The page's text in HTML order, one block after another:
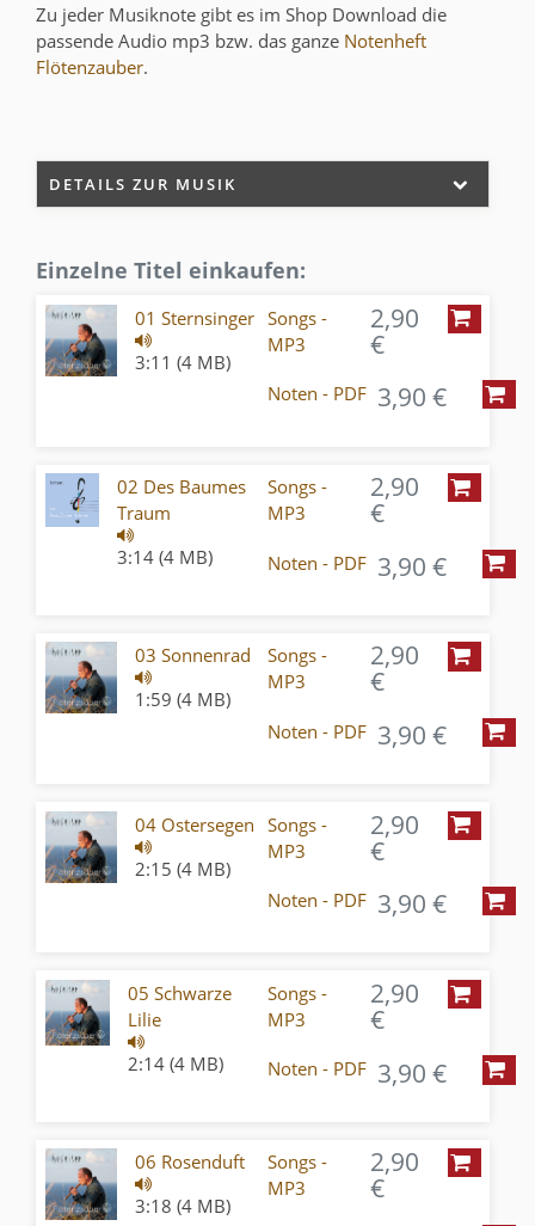
Zu jeder Musiknote gibt es im Shop Download die
passende Audio mp3 bzw. das ganze Notenheft
Flötenzauber.
DETAILS ZUR MUSIK
Einzelne Titel einkaufen:
01 Sternsinger
3:11 (4 MB)
Songs -
MP3
2,90
€
Noten - PDF 3,90 €
02 Des Baumes
Traum
3:14 (4 MB)
Songs -
MP3
2,90
€
Noten - PDF 3,90 €
03 Sonnenrad
1:59 (4 MB)
Songs -
MP3
2,90
€
Noten - PDF 3,90 €
04 Ostersegen
2:15 (4 MB)
Songs -
MP3
2,90
€
Noten - PDF 3,90 €
05 Schwarze
Lilie
2:14 (4 MB)
Songs -
MP3
2,90
€
Noten - PDF 3,90 €
06 Rosenduft
3:18 (4 MB)
Songs -
MP3
2,90
€